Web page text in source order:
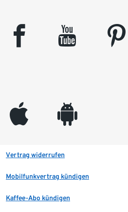
facebook youtube pinterest
appleinc android
Vertrag widerrufen
Mobilfunkvertrag kündigen
Kaffee-Abo kündigen